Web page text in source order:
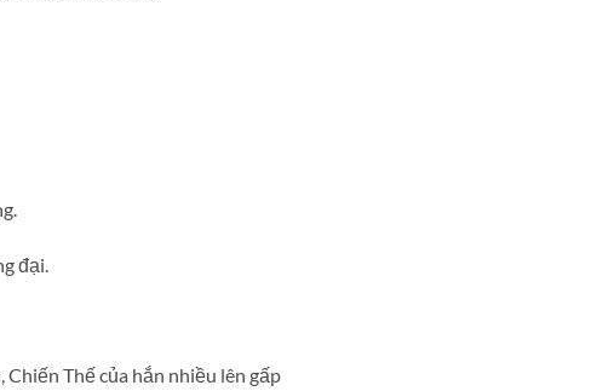
đại.
Thế của hắn nhiều lên gấp